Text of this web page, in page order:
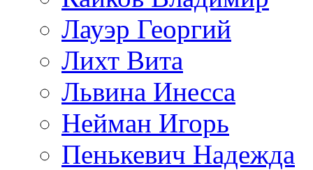
Лауэр Георгий
Лихт Вита
Львина Инесса
Нейман Игорь
Пенькевич Надежда